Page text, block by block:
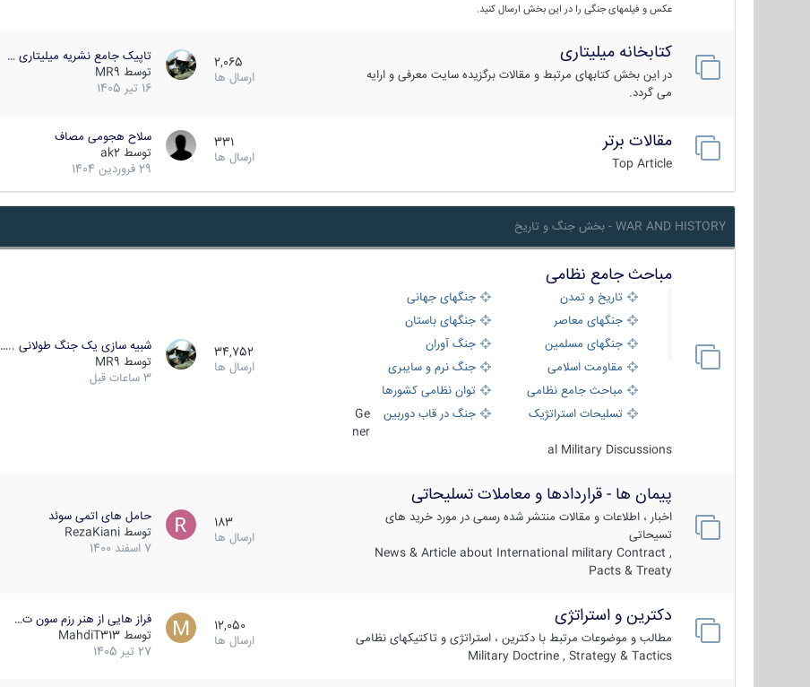
عکس و فیلمهای جنگی را در این بخش ارسال کنید.
کتابخانه میلیتاری
در این بخش کتابهای مرتبط و مقالات برگزیده سایت معرفی و ارایه
می گردد.
2,065
ارسال ها
تاپیک جامع نشریه میلیتاری …
توسط MR9
16 تیر 1405
مقالات برتر
Top Article
331
ارسال ها
سلاح هجومی مصاف
توسط ak2
29 فروردین 1404
WAR AND HISTORY - بخش جنگ و تاریخ
مباحث جامع نظامی
تاریخ و تمدن
جنگهای جهانی
جنگهای معاصر
جنگهای باستان
جنگهای مسلمین
جنگ آوران
مقاومت اسلامی
جنگ نرم و سایبری
مباحث جامع نظامی
توان نظامی کشورها
تسلیحات استراتژیک
جنگ در قاب دوربین
Ge
ner
al Military Discussions
34,752
ارسال ها
شبیه سازی یک جنگ طولانی ..…
توسط MR9
3 ساعات قبل
پیمان ها - قراردادها و معاملات تسلیحاتی
اخبار ، اطلاعات و مقالات منتشر شده رسمی در مورد خرید های
تسیحاتی
News & Article about International military Contract ,
Pacts & Treaty
183
ارسال ها
حامل های اتمی سوئد
توسط RezaKiani
7 اسفند 1400
دکترین و استراتژی
مطالب و موضوعات مرتبط با دکترین ، استراتژی و تاکتیکهای نظامی
Military Doctrine , Strategy & Tactics
12,050
ارسال ها
فراز هایی از هنر رزم سون ت…
توسط MahdiT313
27 تیر 1405